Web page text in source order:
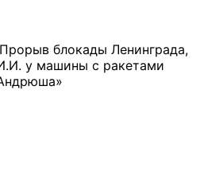
блокады Ленинграда,
у машины с ракетами